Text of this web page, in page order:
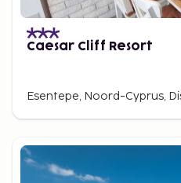
Caesar Cliff Resort
Esentepe, Noord-Cyprus,